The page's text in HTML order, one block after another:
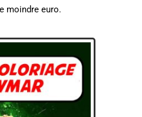
moindre euro.